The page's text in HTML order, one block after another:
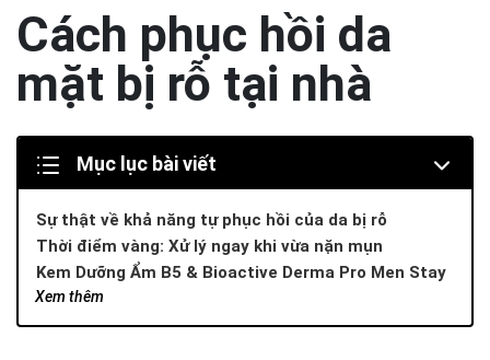
Cách phục hồi da
mặt bị rỗ tại nhà
Mục lục bài viết
Xem thêm
Sự thật về khả năng tự phục hồi của da bị rỗ
Thời điểm vàng: Xử lý ngay khi vừa nặn mụn
Kem Dưỡng Ẩm B5 & Bioactive Derma Pro Men Stay
Simplicity: Hồi sinh nền da, hỗ trợ cải thiện sẹo
Nếu đi Spa hoặc Clinic trị sẹo, anh em cần lưu ý gì?